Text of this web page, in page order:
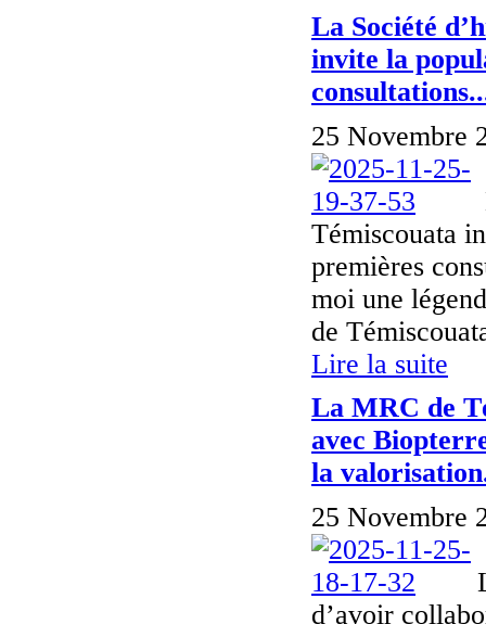
La Société
invite la
25 Novembre
Témiscouata
premières
moi une
de
Lire la suite
La MRC de
avec
la
25 Novembre
d’avoir